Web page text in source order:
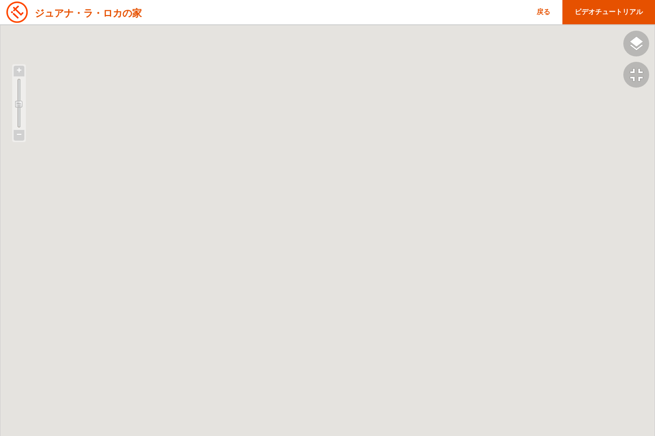
ジュアナ・ラ・ロカの家 ビデオチュートリアル
戻る
+
−
fullscreen_exit